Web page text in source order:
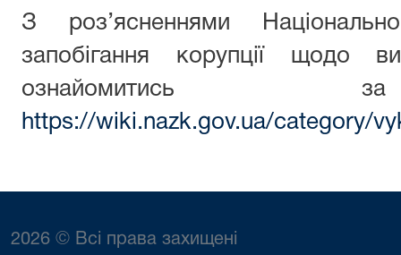
З роз’ясненнями
запобігання корупції щодо
ознайомитись
https://wiki.nazk.gov.ua/category/
2026 © Всі права захищені